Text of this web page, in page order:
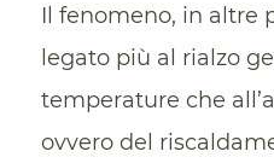
Il fenomeno, in altre
legato più al rialzo
temperature che
ovvero del